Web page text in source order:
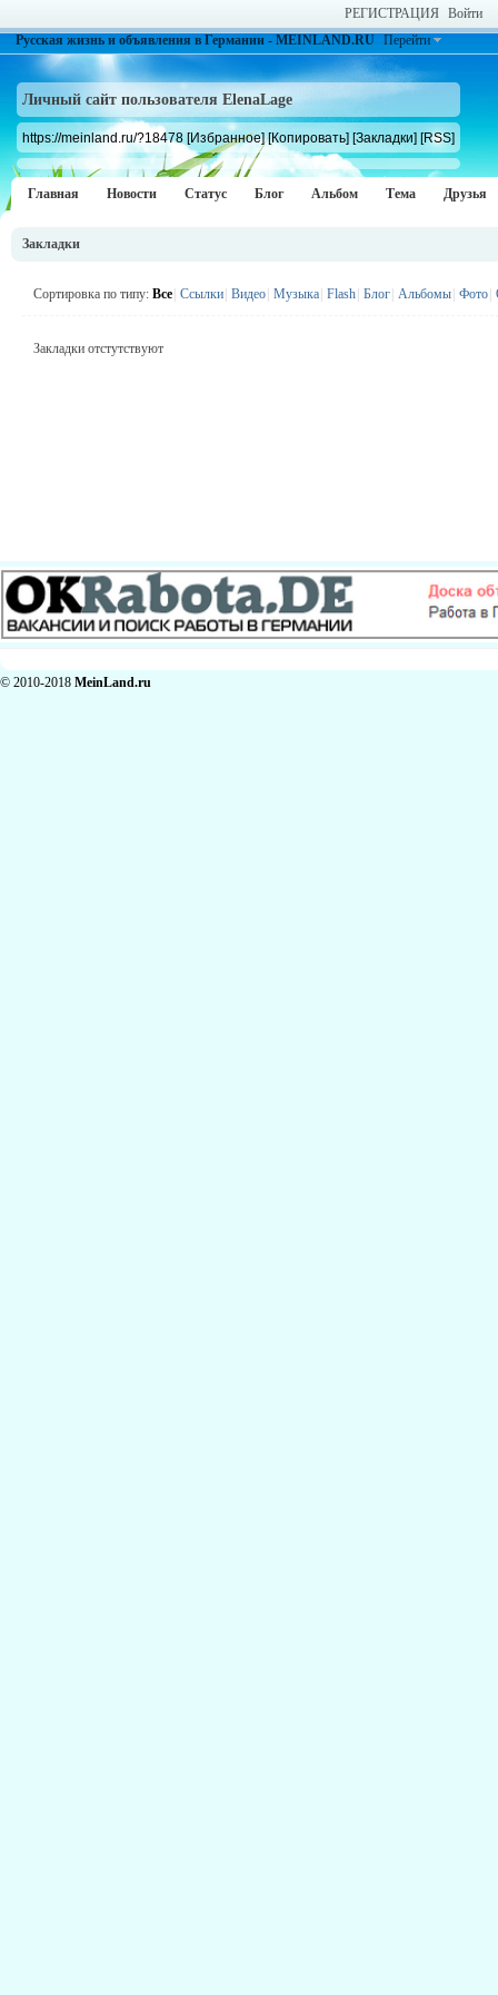
РЕГИСТРАЦИЯ Войти
Русская жизнь и объявления в Германии - MEINLAND.RU Перейти
Личный сайт пользователя ElenaLage
https://meinland.ru/?18478 [Избранное] [Копировать] [Закладки] [RSS]
Главная Новости Статус Блог Альбом Тема Друзья
Закладки
Сортировка по типу: Все Ссылки Видео Музыка Flash Блог Альбомы Фото
Закладки отстутствуют
© 2010-2018 MeinLand.ru